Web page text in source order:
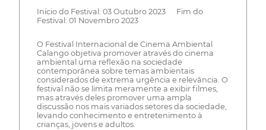
Início do Festival: 03 Outubro 2023 Fim do
Festival: 01 Novembro 2023
O Festival Internacional de Cinema Ambiental
Calango objetiva promover através do cinema
ambiental uma reflexão na sociedade
contemporânea sobre temas ambientais
considerados de extrema urgência e relevância. O
festival não se limita meramente a exibir filmes,
mas através deles promover uma ampla
discussão nos mais variados setores da sociedade,
levando conhecimento e entretenimento à
crianças, jovens e adultos.